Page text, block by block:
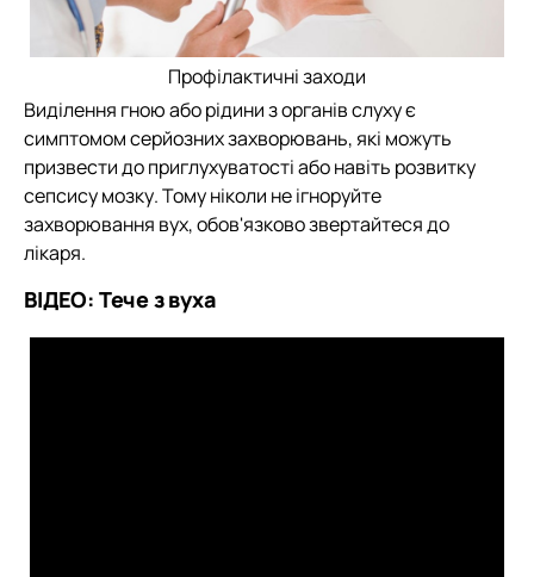
Профілактичні заходи
Виділення гною або рідини з органів слуху є
симптомом серйозних захворювань, які можуть
призвести до приглухуватості або навіть розвитку
сепсису мозку. Тому ніколи не ігноруйте
захворювання вух, обов'язково звертайтеся до
лікаря.
ВІДЕО: Тече з вуха